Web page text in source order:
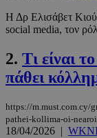
Η Δρ Ελισάβετ
social media, τον
2. Τι είναι
πάθει
https://m.must.com.cy/
pathei-kollima-oi-
18/04/2026 |